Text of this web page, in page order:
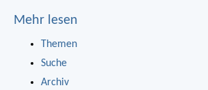
Mehr lesen
Themen
Suche
Archiv